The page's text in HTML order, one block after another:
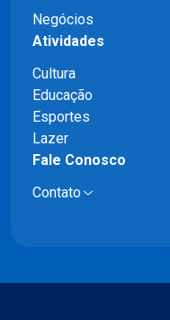
Negócios
Atividades
Cultura
Educação
Esportes
Lazer
Fale Conosco
Contato